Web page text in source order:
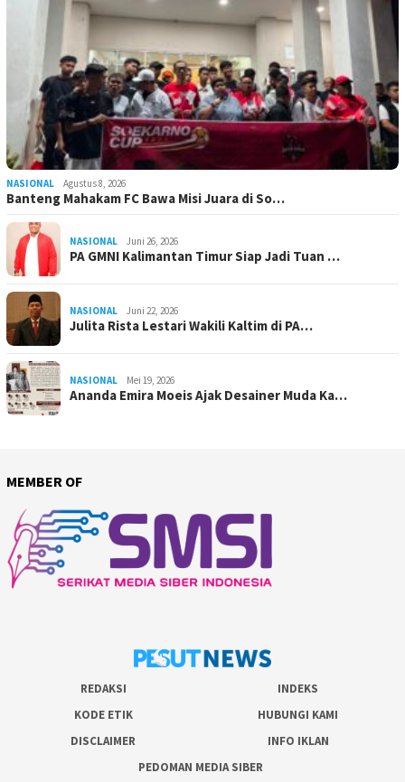
NASIONAL Agustus 8, 2026
Banteng Mahakam FC Bawa Misi Juara di So…
NASIONAL Juni 26, 2026
PA GMNI Kalimantan Timur Siap Jadi Tuan …
NASIONAL Juni 22, 2026
Julita Rista Lestari Wakili Kaltim di PA…
NASIONAL Mei 19, 2026
Ananda Emira Moeis Ajak Desainer Muda Ka…
MEMBER OF
REDAKSI
INDEKS
KODE ETIK
HUBUNGI KAMI
DISCLAIMER
INFO IKLAN
PEDOMAN MEDIA SIBER